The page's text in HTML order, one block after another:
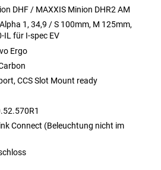
DHF / MAXXIS Minion DHR2 AM
1, 34,9 / S 100mm, M 125mm,
IL für I-spec EV
Ergo
CCS Slot Mount ready
Connect (Beleuchtung nicht im